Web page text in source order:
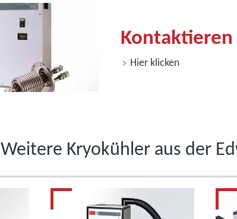
Kontaktieren
Hier klicken
Weitere Kryokühler aus der